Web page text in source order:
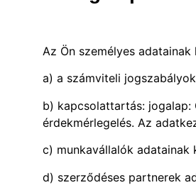
Az Ön személyes
a) a számviteli
b) kapcsolattartás: jogalap:
érdekmérlegelés. Az
c) munkavállalók adatainak
d) szerződéses partnerek